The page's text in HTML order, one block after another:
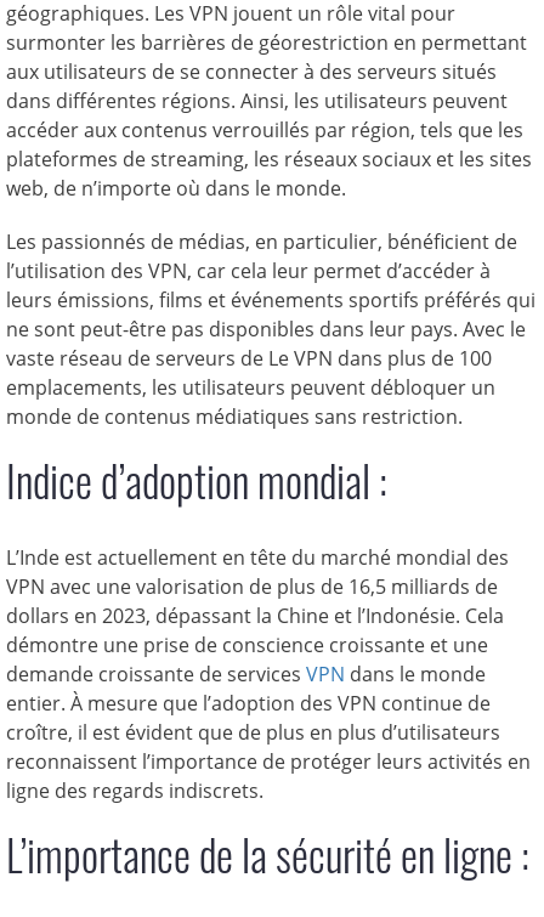
géographiques. Les VPN jouent un rôle vital pour
surmonter les barrières de géorestriction en permettant
aux utilisateurs de se connecter à des serveurs situés
dans différentes régions. Ainsi, les utilisateurs peuvent
accéder aux contenus verrouillés par région, tels que les
plateformes de streaming, les réseaux sociaux et les sites
web, de n’importe où dans le monde.
Les passionnés de médias, en particulier, bénéficient de
l’utilisation des VPN, car cela leur permet d’accéder à
leurs émissions, films et événements sportifs préférés qui
ne sont peut-être pas disponibles dans leur pays. Avec le
vaste réseau de serveurs de Le VPN dans plus de 100
emplacements, les utilisateurs peuvent débloquer un
monde de contenus médiatiques sans restriction.
Indice d’adoption mondial :
L’Inde est actuellement en tête du marché mondial des
VPN avec une valorisation de plus de 16,5 milliards de
dollars en 2023, dépassant la Chine et l’Indonésie. Cela
démontre une prise de conscience croissante et une
demande croissante de services VPN dans le monde
entier. À mesure que l’adoption des VPN continue de
croître, il est évident que de plus en plus d’utilisateurs
reconnaissent l’importance de protéger leurs activités en
ligne des regards indiscrets.
L’importance de la sécurité en ligne :